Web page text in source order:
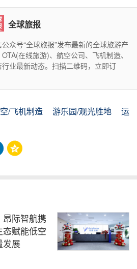
全球旅报
众号“全球旅报”发布最新的全球旅游产
OTA(在线旅游)、航空公司、飞机制造、
行业最新动态。扫描二维码，立即订
/飞机制造 游乐园/观光胜地
运
际智航携
赋能低空
发展